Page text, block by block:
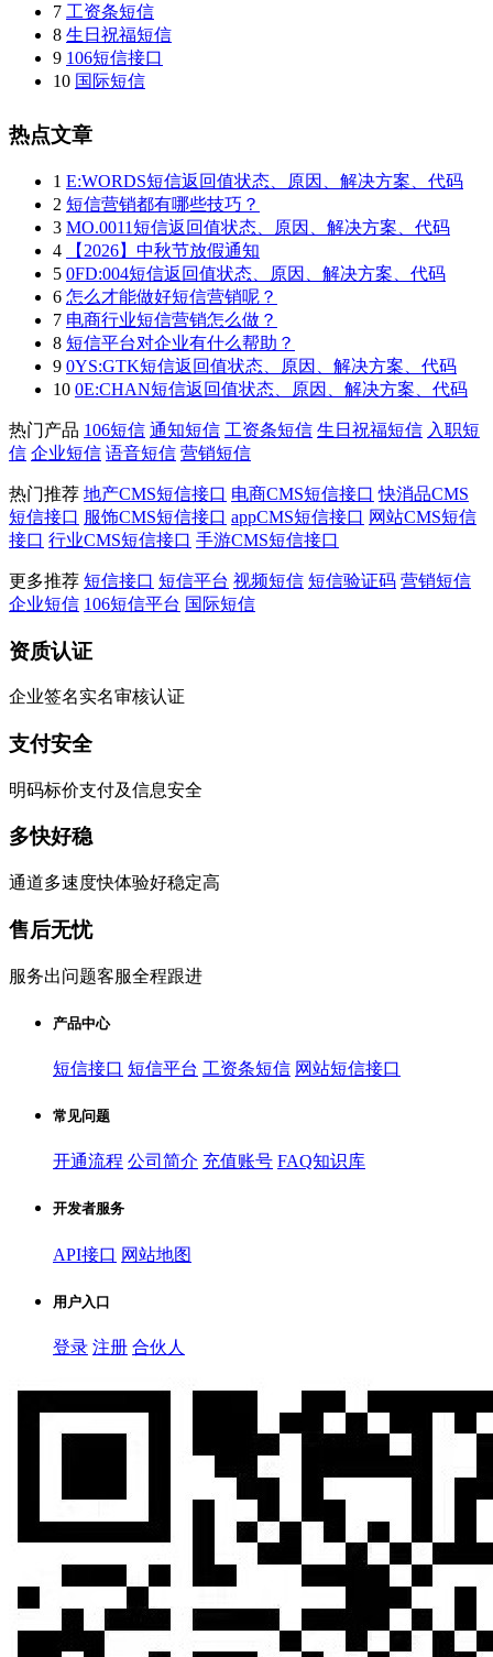
7 工资条短信
8 生日祝福短信
9 106短信接口
10 国际短信
热点文章
1 E:WORDS短信返回值状态、原因、解决方案、代码
2 短信营销都有哪些技巧？
3 MO.0011短信返回值状态、原因、解决方案、代码
4
【2026】中秋节放假通知
5 0FD:004短信返回值状态、原因、解决方案、代码
6 怎么才能做好短信营销呢？
7 电商行业短信营销怎么做？
8 短信平台对企业有什么帮助？
9 0YS:GTK短信返回值状态、原因、解决方案、代码
10 0E:CHAN短信返回值状态、原因、解决方案、代码
热门产品 106短信 通知短信 工资条短信 生日祝福短信 入职短
信 企业短信 语音短信 营销短信
热门推荐 地产CMS短信接口 电商CMS短信接口 快消品CMS
短信接口 服饰CMS短信接口 appCMS短信接口 网站CMS短信
接口 行业CMS短信接口 手游CMS短信接口
更多推荐 短信接口 短信平台 视频短信 短信验证码 营销短信
企业短信 106短信平台 国际短信
资质认证
企业签名实名审核认证
支付安全
明码标价支付及信息安全
多快好稳
通道多速度快体验好稳定高
售后无忧
服务出问题客服全程跟进
产品中心
短信接口 短信平台 工资条短信 网站短信接口
常见问题
开通流程 公司简介 充值账号 FAQ知识库
开发者服务
API接口 网站地图
用户入口
登录 注册 合伙人